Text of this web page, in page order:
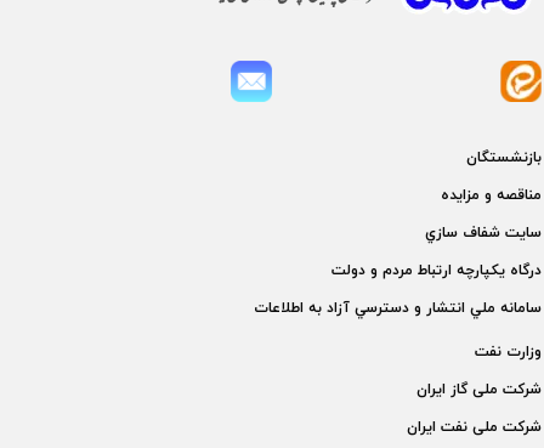
بازنشستگان
مناقصه و مزايده
سايت شفاف سازي
درگاه يكپارچه ارتباط مردم و دولت
سامانه ملي انتشار و دسترسي آزاد به اطلاعات
وزارت نفت
شركت ملی گاز ايران
شركت ملی نفت ايران